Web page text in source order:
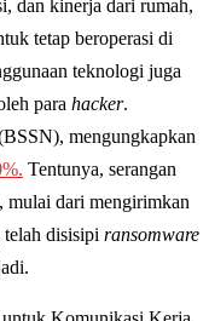
dan kinerja dari rumah,
tetap beroperasi di
teknologi juga
para hacker.
mengungkapkan
Tentunya, serangan
mulai dari mengirimkan
disisipi ransomware